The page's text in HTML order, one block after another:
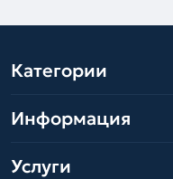
Категории
Информация
Услуги